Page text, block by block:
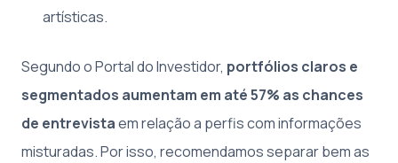
artísticas.
Segundo o Portal do Investidor, portfólios claros e
segmentados aumentam em até 57% as chances
de entrevistaem relação a perfis com informações
misturadas. Por isso, recomendamos separar bem as